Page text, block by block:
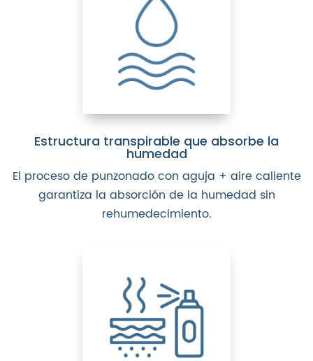
Estructura transpirable que absorbe la
humedad
El proceso de punzonado con aguja + aire caliente
garantiza la absorción de la humedad sin
rehumedecimiento.